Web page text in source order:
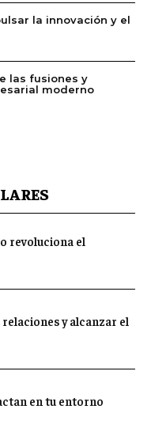
la innovación y el
las fusiones y
moderno
revoluciona el
y alcanzar el
en tu entorno